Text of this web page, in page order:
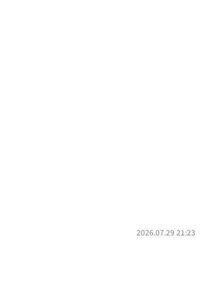
2026.07.29 21:23